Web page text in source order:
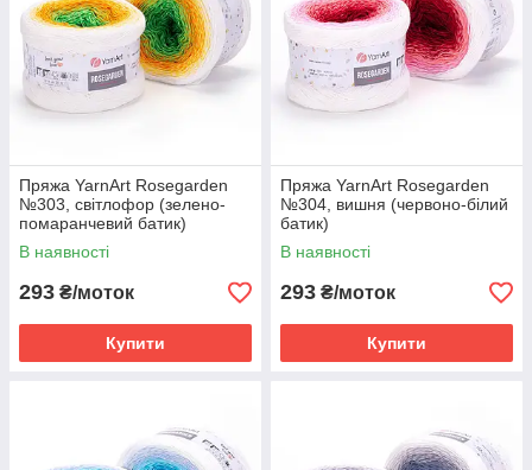
Пряжа YarnArt Rosegarden
№303, світлофор (зелено-
помаранчевий батик)
В наявності
293 ₴/моток
Купити
Пряжа YarnArt Rosegarden
№304, вишня (червоно-білий
батик)
В наявності
293 ₴/моток
Купити